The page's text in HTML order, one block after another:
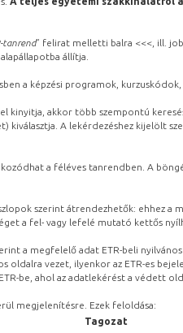
tanrend” felirat melletti balra <<<, ill.
állítja.
a képzési programok,
kinyitja, akkor több szempontú
A lekérdezéshez kijelölt
a féléves tanrendben. A
szerint átrendezhetők: ehhez a
a fel- vagy lefelé mutató kettős
a megfelelő adat ETR-beli
vezet, ilyenkor az ETR-es
be, ahol az adatlekérést a védett
megjelenítésre. Ezek feloldása:
Tagozat